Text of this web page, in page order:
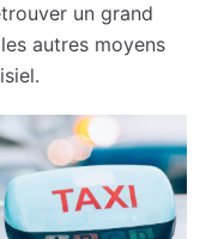
un grand
autres moyens